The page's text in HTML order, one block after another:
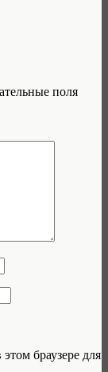
поля
браузере для